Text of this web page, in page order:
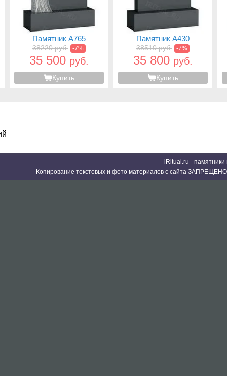
Памятник A765
38220 руб. -7%
35 500 руб.
Купить
Памятник A430
38510 руб. -7%
35 800 руб.
Купить
iRitual.ru -
Копирование текстовых и фото материалов с сайта